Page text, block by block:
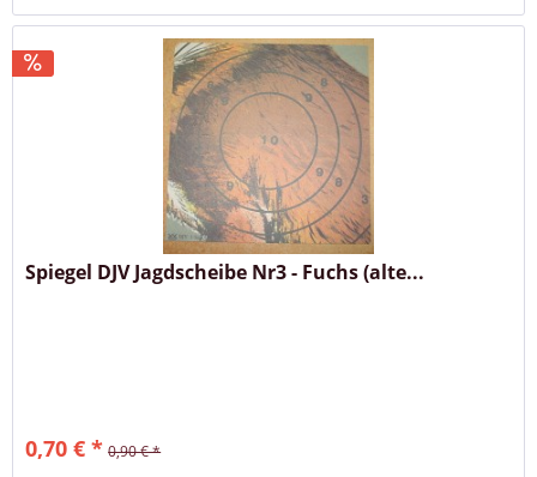
Spiegel DJV Jagdscheibe Nr3 - Fuchs (alte...
0,70 € * 0,90 € *